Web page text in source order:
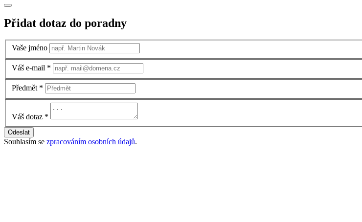
Přidat dotaz do poradny
Vaše jméno
Váš e-mail *
Předmět *
Váš dotaz *
Odeslat
Souhlasím se zpracováním osobních údajů.